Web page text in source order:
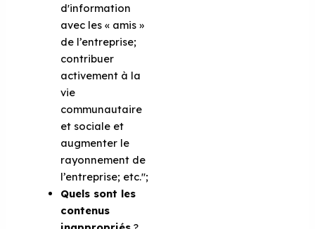
d'information
avec les « amis »
de l’entreprise;
contribuer
activement à la
vie
communautaire
et sociale et
augmenter le
rayonnement de
l’entreprise; etc.";
Quels sont les
contenus